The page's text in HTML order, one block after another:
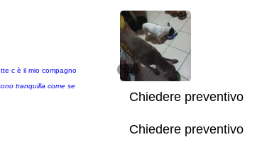
c è il mio compagno
tranquilla come se
1/1
Chiedere preventivo
Chiedere preventivo